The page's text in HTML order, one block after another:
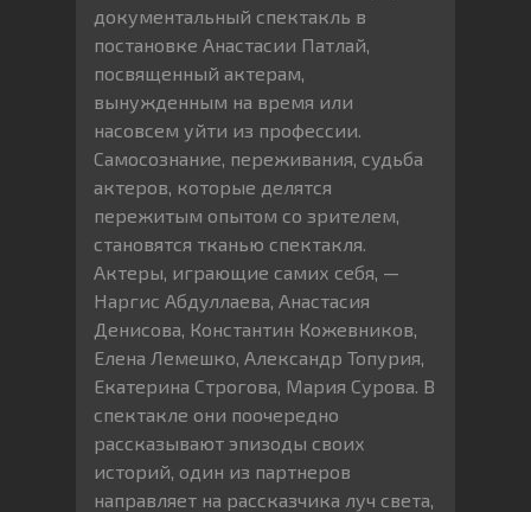
документальный спектакль в
постановке Анастасии Патлай,
посвященный актерам,
вынужденным на время или
насовсем уйти из профессии.
Самосознание, переживания, судьба
актеров, которые делятся
пережитым опытом со зрителем,
становятся тканью спектакля.
Актеры, играющие самих себя, —
Наргис Абдуллаева, Анастасия
Денисова, Константин Кожевников,
Елена Лемешко, Александр Топурия,
Екатерина Строгова, Мария Сурова. В
спектакле они поочередно
рассказывают эпизоды своих
историй, один из партнеров
направляет на рассказчика луч света,